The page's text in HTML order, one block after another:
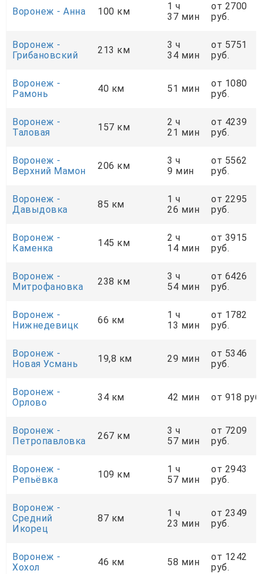
Воронеж - Анна 100 км
1 ч
37 мин
от 2700
руб.
Воронеж -
Грибановский
213 км
3 ч
34 мин
от 5751
руб.
Воронеж -
Рамонь
40 км 51 мин
от 1080
руб.
Воронеж -
Таловая
157 км
2 ч
21 мин
от 4239
руб.
Воронеж -
Верхний Мамон
206 км
3 ч
9 мин
от 5562
руб.
Воронеж -
Давыдовка
85 км
1 ч
26 мин
от 2295
руб.
Воронеж -
Каменка
145 км
2 ч
14 мин
от 3915
руб.
Воронеж -
Митрофановка
238 км
3 ч
54 мин
от 6426
руб.
Воронеж -
Нижнедевицк
66 км
1 ч
13 мин
от 1782
руб.
Воронеж -
Новая Усмань
19,8 км 29 мин
от 5346
руб.
Воронеж -
Орлово
34 км 42 мин от 918 руб.
Воронеж -
Петропавловка
267 км
3 ч
57 мин
от 7209
руб.
Воронеж -
Репьёвка
109 км
1 ч
57 мин
от 2943
руб.
Воронеж -
Средний
Икорец
87 км
1 ч
23 мин
от 2349
руб.
Воронеж -
Хохол
46 км 58 мин
от 1242
руб.